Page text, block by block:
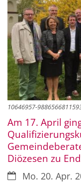
10646957-
Am 17. April
Diözesen zu
Datum:Mo. 20. Apr.